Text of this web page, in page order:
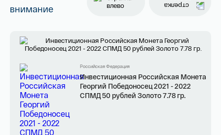
внимание
Российская Федерация
Инвестиционная Российская Монета
Георгий Победоносец 2021 - 2022
СПМД 50 рублей Золото 7.78 гр.